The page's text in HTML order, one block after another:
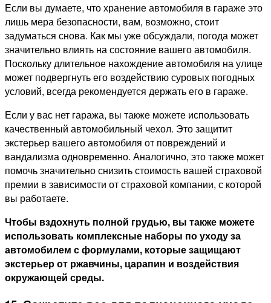
Если вы думаете, что хранение автомобиля в гараже это
лишь мера безопасности, вам, возможно, стоит
задуматься снова. Как мы уже обсуждали, погода может
значительно влиять на состояние вашего автомобиля.
Поскольку длительное нахождение автомобиля на улице
может подвергнуть его воздействию суровых погодных
условий, всегда рекомендуется держать его в гараже.
Если у вас нет гаража, вы также можете использовать
качественный автомобильный чехол. Это защитит
экстерьер вашего автомобиля от повреждений и
вандализма одновременно. Аналогично, это также может
помочь значительно снизить стоимость вашей страховой
премии в зависимости от страховой компании, с которой
вы работаете.
Чтобы вздохнуть полной грудью, вы также можете
использовать комплексные наборы по уходу за
автомобилем с формулами, которые защищают
экстерьер от ржавчины, царапин и воздействия
окружающей среды.